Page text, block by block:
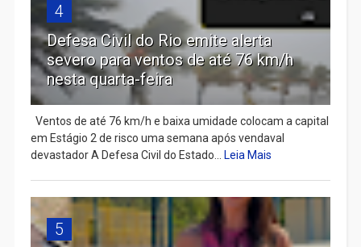
4
Defesa Civil do Rio emite alerta
severo para ventos de até 76 km/h
nesta quarta-feira
Ventos de até 76 km/h e baixa umidade colocam a capital
em Estágio 2 de risco uma semana após vendaval
devastador A Defesa Civil do Estado... Leia Mais
5